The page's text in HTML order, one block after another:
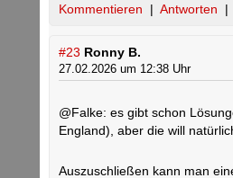
Kommentieren | Antworten |
#23 Ronny B.
27.02.2026 um 12:38 Uhr
@Falke: es gibt schon
England), aber die will
Auszuschließen kann man